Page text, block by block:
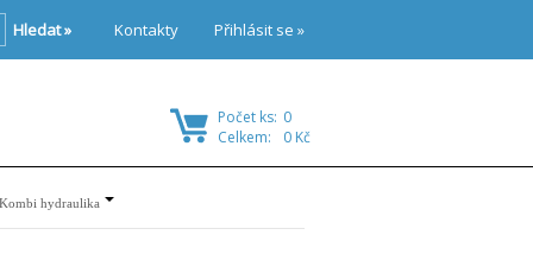
hydraulika
Přihlásit se »
Kontakty
Hledat »
Počet ks: 0
Celkem:
0 Kč